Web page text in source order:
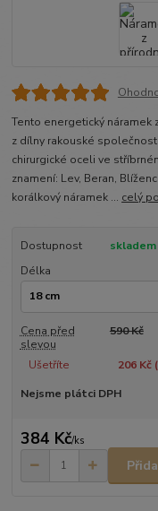
Tento energetický náramek
z dílny rakouské
chirurgické oceli ve
znamení: Lev, Beran,
korálkový náramek ... celý
Dostupnost
skladem
Délka
Cena před
slevou
590 Kč
Ušetříte 206 Kč (
Nejsme plátci DPH
384 Kč/ks